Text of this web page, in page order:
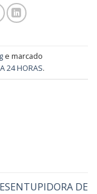
e marcado
24 HORAS.
DE